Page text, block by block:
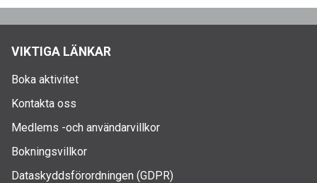
VIKTIGA LÄNKAR
Boka aktivitet
Kontakta oss
Medlems -och användarvillkor
Bokningsvillkor
Dataskyddsförordningen (GDPR)